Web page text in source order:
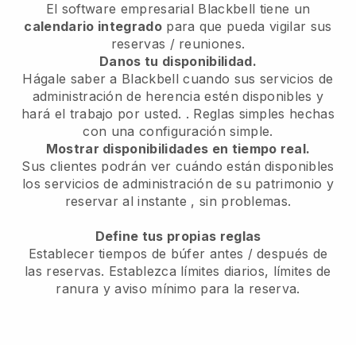
El software empresarial Blackbell tiene un
calendario integradopara que pueda vigilar sus
reservas / reuniones.
Danos tu disponibilidad.
Hágale saber a Blackbell cuando sus servicios de
administración de herencia estén disponibles y
hará el trabajo por usted. . Reglas simples hechas
con una configuración simple.
Mostrar disponibilidades en tiempo real.
Sus clientes podrán ver cuándo están disponibles
los servicios de administración de su patrimonio y
reservar al instante , sin problemas.
Define tus propias reglas
Establecer tiempos de búfer antes / después de
las reservas. Establezca límites diarios, límites de
ranura y aviso mínimo para la reserva.